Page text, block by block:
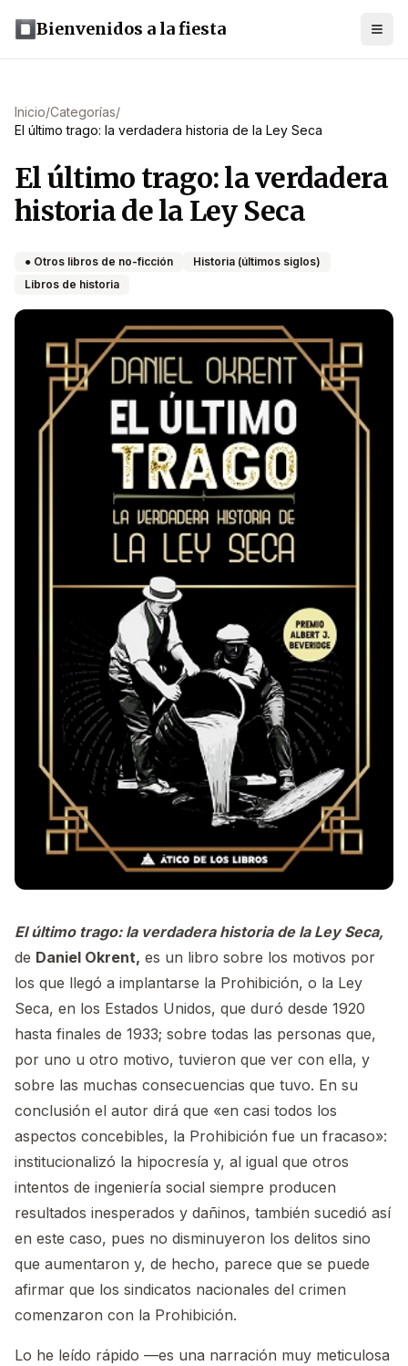
Bienvenidos a la fiesta
Inicio/Categorías/
El último trago: la verdadera historia de la Ley Seca
El último trago: la verdadera
historia de la Ley Seca
● Otros libros de no-ficción
Historia (últimos siglos)
Libros de historia
El último trago: la verdadera historia de la Ley Seca,
de Daniel Okrent, es un libro sobre los motivos por
los que llegó a implantarse la Prohibición, o la Ley
Seca, en los Estados Unidos, que duró desde 1920
hasta finales de 1933; sobre todas las personas que,
por uno u otro motivo, tuvieron que ver con ella, y
sobre las muchas consecuencias que tuvo. En su
conclusión el autor dirá que «en casi todos los
aspectos concebibles, la Prohibición fue un fracaso»:
institucionalizó la hipocresía y, al igual que otros
intentos de ingeniería social siempre producen
resultados inesperados y dañinos, también sucedió así
en este caso, pues no disminuyeron los delitos sino
que aumentaron y, de hecho, parece que se puede
afirmar que los sindicatos nacionales del crimen
comenzaron con la Prohibición.
Lo he leído rápido —es una narración muy meticulosa